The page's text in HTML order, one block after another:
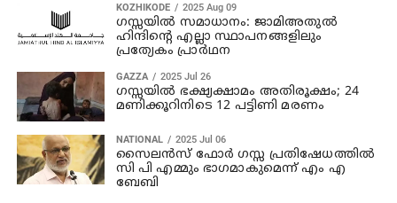
KOZHIKODE 2025 Aug 09
ഗസ്സയില്‍ സമാധാനം: ജാമിഅതുല്‍
ഹിന്ദിന്റെ എല്ലാ സ്ഥാപനങ്ങളിലും
പ്രത്യേകം പ്രാര്‍ഥന
GAZZA 2025 Jul 26
ഗസ്സയിൽ ഭക്ഷ്യക്ഷാമം അതിരൂക്ഷം; 24
മണിക്കൂറിനിടെ 12 പട്ടിണി മരണം
NATIONAL 2025 Jul 06
സൈലന്‍സ് ഫോര്‍ ഗസ്സ പ്രതിഷേധത്തില്‍
സി പി എമ്മും ഭാഗമാകുമെന്ന് എം എ
ബേബി